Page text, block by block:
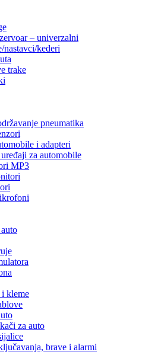
– univerzalni
nastavci/kederi
trake
pneumatika
i adapteri
za automobile
MP3
kleme
za auto
brave i alarmi